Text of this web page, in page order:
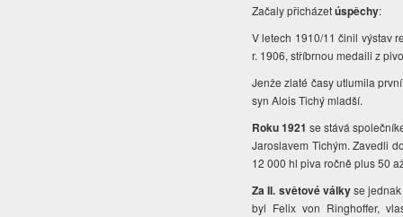
Začaly přicházetúspěchy:
V letech 1910/11 činil výstav
r. 1906, stříbrnou medaili z
Jenže zlaté časy utlumila
syn Alois Tichý mladší.
Roku 1921 se stává
Jaroslavem Tichým. Zavedli
12 000 hl piva ročně plus 50
Za II. světové válkyse jednak
byl Felix von Ringhoffer,